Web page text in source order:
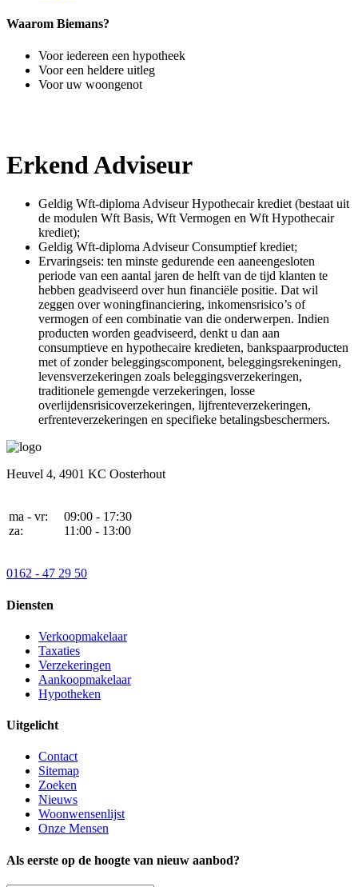
Waarom Biemans?
Voor iedereen een hypotheek
Voor een heldere uitleg
Voor uw woongenot
Erkend Adviseur
Geldig Wft-diploma Adviseur Hypothecair krediet (bestaat uit
de modulen Wft Basis, Wft Vermogen en Wft Hypothecair
krediet);
Geldig Wft-diploma Adviseur Consumptief krediet;
Ervaringseis: ten minste gedurende een aaneengesloten
periode van een aantal jaren de helft van de tijd klanten te
hebben geadviseerd over hun financiële positie. Dat wil
zeggen over woningfinanciering, inkomensrisico’s of
vermogen of een combinatie van die onderwerpen. Indien
producten worden geadviseerd, denkt u dan aan
consumptieve en hypothecaire kredieten, bankspaarproducten
met of zonder beleggingscomponent, beleggingsrekeningen,
levensverzekeringen zoals beleggingsverzekeringen,
traditionele gemengde verzekeringen, losse
overlijdensrisicoverzekeringen, lijfrenteverzekeringen,
erfrenteverzekeringen en specifieke betalingsbeschermers.
Heuvel 4, 4901 KC Oosterhout
ma - vr:
za:
09:00 - 17:30
11:00 - 13:00
0162 - 47 29 50
Diensten
Verkoopmakelaar
Taxaties
Verzekeringen
Aankoopmakelaar
Hypotheken
Uitgelicht
Contact
Sitemap
Zoeken
Nieuws
Woonwensenlijst
Onze Mensen
Als eerste op de hoogte van nieuw aanbod?